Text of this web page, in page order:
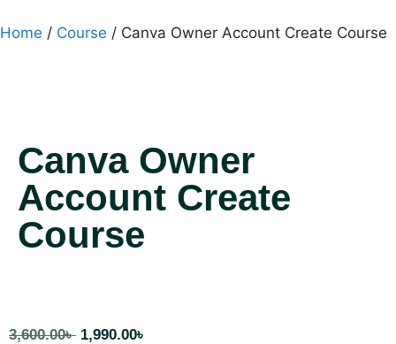
Home / Course / Canva Owner Account Create Course
Canva Owner
Account Create
Course
3,600.00৳ 1,990.00৳